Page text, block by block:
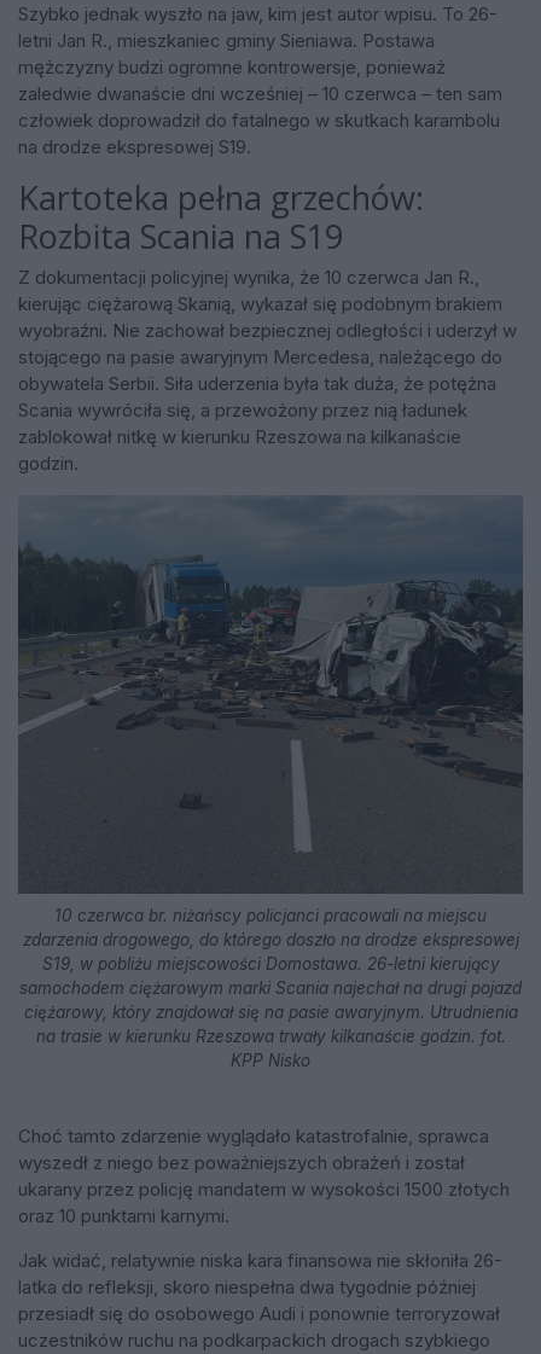
Szybko jednak wyszło na jaw, kim jest autor wpisu. To 26-
letni Jan R., mieszkaniec gminy Sieniawa. Postawa
mężczyzny budzi ogromne kontrowersje, ponieważ
zaledwie dwanaście dni wcześniej – 10 czerwca – ten sam
człowiek doprowadził do fatalnego w skutkach karambolu
na drodze ekspresowej S19.
Kartoteka pełna grzechów:
Rozbita Scania na S19
Z dokumentacji policyjnej wynika, że 10 czerwca Jan R.,
kierując ciężarową Skanią, wykazał się podobnym brakiem
wyobraźni. Nie zachował bezpiecznej odległości i uderzył w
stojącego na pasie awaryjnym Mercedesa, należącego do
obywatela Serbii. Siła uderzenia była tak duża, że potężna
Scania wywróciła się, a przewożony przez nią ładunek
zablokował nitkę w kierunku Rzeszowa na kilkanaście
godzin.
10 czerwca br. niżańscy policjanci pracowali na miejscu
zdarzenia drogowego, do którego doszło na drodze ekspresowej
S19, w pobliżu miejscowości Domostawa. 26-letni kierujący
samochodem ciężarowym marki Scania najechał na drugi pojazd
ciężarowy, który znajdował się na pasie awaryjnym. Utrudnienia
na trasie w kierunku Rzeszowa trwały kilkanaście godzin. fot.
KPP Nisko
Choć tamto zdarzenie wyglądało katastrofalnie, sprawca
wyszedł z niego bez poważniejszych obrażeń i został
ukarany przez policję mandatem w wysokości 1500 złotych
oraz 10 punktami karnymi.
Jak widać, relatywnie niska kara finansowa nie skłoniła 26-
latka do refleksji, skoro niespełna dwa tygodnie później
przesiadł się do osobowego Audi i ponownie terroryzował
uczestników ruchu na podkarpackich drogach szybkiego